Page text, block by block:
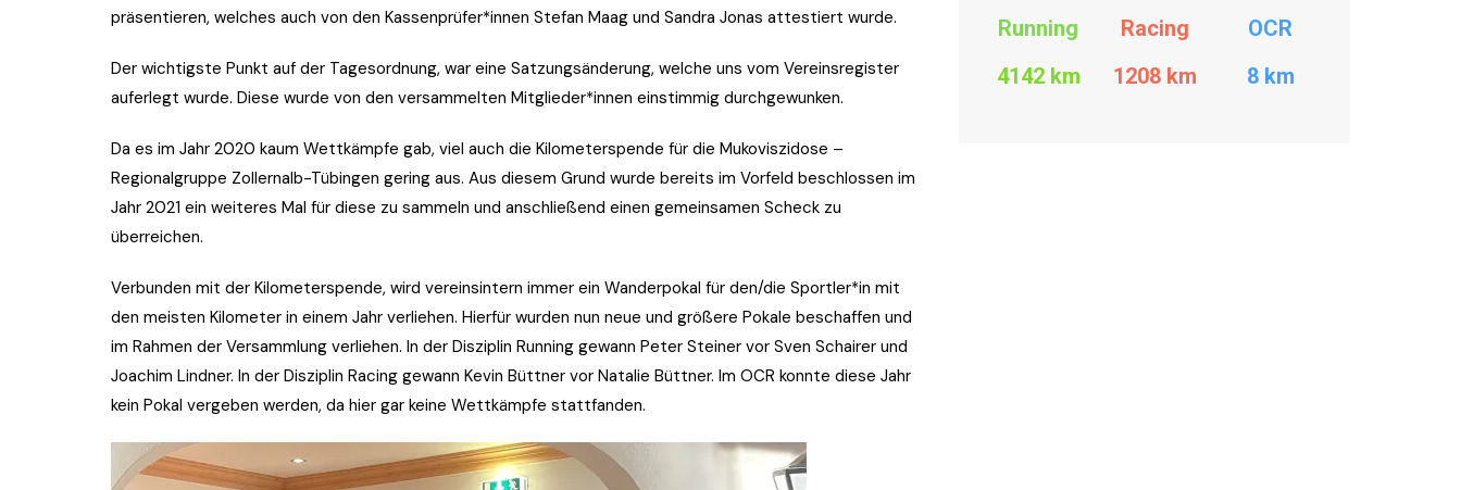
präsentieren, welches auch von den Kassenprüfer*innen Stefan Maag und Sandra Jonas attestiert wurde.
Der wichtigste Punkt auf der Tagesordnung, war eine Satzungsänderung, welche uns vom Vereinsregister
auferlegt wurde. Diese wurde von den versammelten Mitglieder*innen einstimmig durchgewunken.
Da es im Jahr 2020 kaum Wettkämpfe gab, viel auch die Kilometerspende für die Mukoviszidose –
Regionalgruppe Zollernalb-Tübingen gering aus. Aus diesem Grund wurde bereits im Vorfeld beschlossen im
Jahr 2021 ein weiteres Mal für diese zu sammeln und anschließend einen gemeinsamen Scheck zu
überreichen.
Verbunden mit der Kilometerspende, wird vereinsintern immer ein Wanderpokal für den/die Sportler*in mit
den meisten Kilometer in einem Jahr verliehen. Hierfür wurden nun neue und größere Pokale beschaffen und
im Rahmen der Versammlung verliehen. In der Disziplin Running gewann Peter Steiner vor Sven Schairer und
Joachim Lindner. In der Disziplin Racing gewann Kevin Büttner vor Natalie Büttner. Im OCR konnte diese Jahr
kein Pokal vergeben werden, da hier gar keine Wettkämpfe stattfanden.
Running
4142 km
Racing
1208 km
OCR
8 km